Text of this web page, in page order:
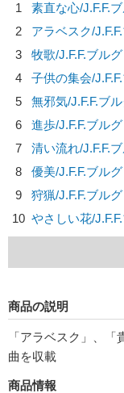
1
素直な心/J.F.F.
2
アラベスク/
3
牧歌/J.F.F.ブル
4
子供の集会/
5
無邪気/J.F.F.ブ
6
進歩/J.F.F.ブル
7
清い流れ/J.F.F.
8
優美/J.F.F.ブル
9
狩猟/J.F.F.ブル
10 やさしい花/
商品の説明
「アラベスク」、
曲を収載
商品情報